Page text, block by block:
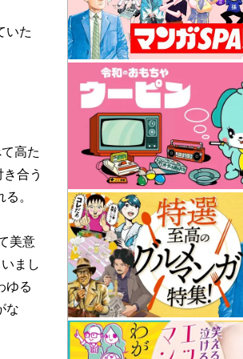
いた
高た
合う
。
美意
まし
ゆる
な